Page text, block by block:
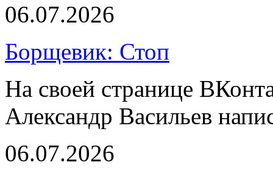
06.07.2026
Борщевик: Стоп
На своей странице
Александр Васильев
06.07.2026